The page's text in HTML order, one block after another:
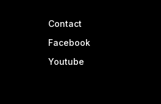
Contact
Facebook
Youtube